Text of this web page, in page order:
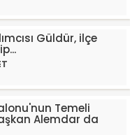
Güldür, ilçe
Temeli
Alemdar da